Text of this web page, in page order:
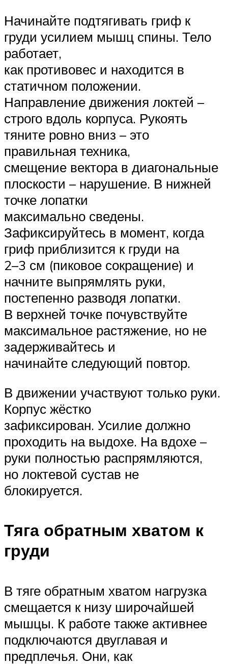
Начинайте подтягивать гриф к
груди усилием мышц спины. Тело
работает,
как противовес и находится в
статичном положении.
Направление движения локтей –
строго вдоль корпуса. Рукоять
тяните ровно вниз – это
правильная техника,
смещение вектора в диагональные
плоскости – нарушение. В нижней
точке лопатки
максимально сведены.
Зафиксируйтесь в момент, когда
гриф приблизится к груди на
2–3 см (пиковое сокращение) и
начните выпрямлять руки,
постепенно разводя лопатки.
В верхней точке почувствуйте
максимальное растяжение, но не
задерживайтесь и
начинайте следующий повтор.
В движении участвуют только руки.
Корпус жёстко
зафиксирован. Усилие должно
проходить на выдохе. На вдохе –
руки полностью распрямляются,
но локтевой сустав не
блокируется.
Тяга обратным хватом к
груди
В тяге обратным хватом нагрузка
смещается к низу широчайшей
мышцы. К работе также активнее
подключаются двуглавая и
предплечья. Они, как